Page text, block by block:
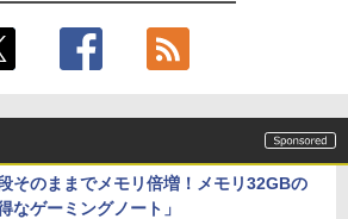
そのままでメモリ倍増！メモリ32GBの
なゲーミングノート」